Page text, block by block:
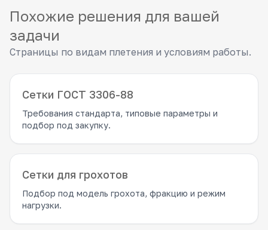
Похожие решения для вашей
задачи
Страницы по видам плетения и условиям работы.
Сетки ГОСТ 3306-88
Требования стандарта, типовые параметры и
подбор под закупку.
Сетки для грохотов
Подбор под модель грохота, фракцию и режим
нагрузки.